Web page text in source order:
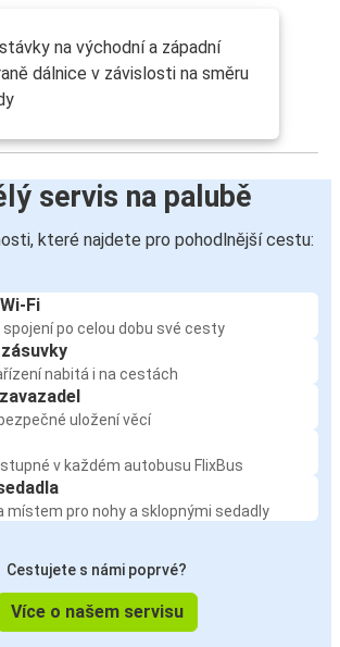
na východní a západní
dálnice v závislosti na směru
servis na palubě
které najdete pro pohodlnější cestu:
Fi
po celou dobu své cesty
nabitá i na cestách
uložení věcí
v každém autobusu FlixBus
místem pro nohy a sklopnými sedadly
Cestujete s námi poprvé?
Více o našem servisu